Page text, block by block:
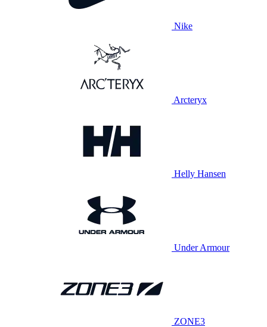
Nike
Arcteryx
Helly Hansen
Under Armour
ZONE3